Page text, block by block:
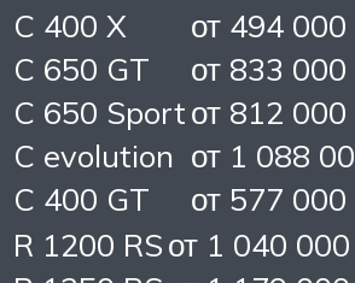
C 400 X
от 494 000
C 650 GT
от 833 000
C 650 Sportот 812 000
C evolution от 1 088
C 400 GT
от 577 000
R 1200 RSот 1 040 000